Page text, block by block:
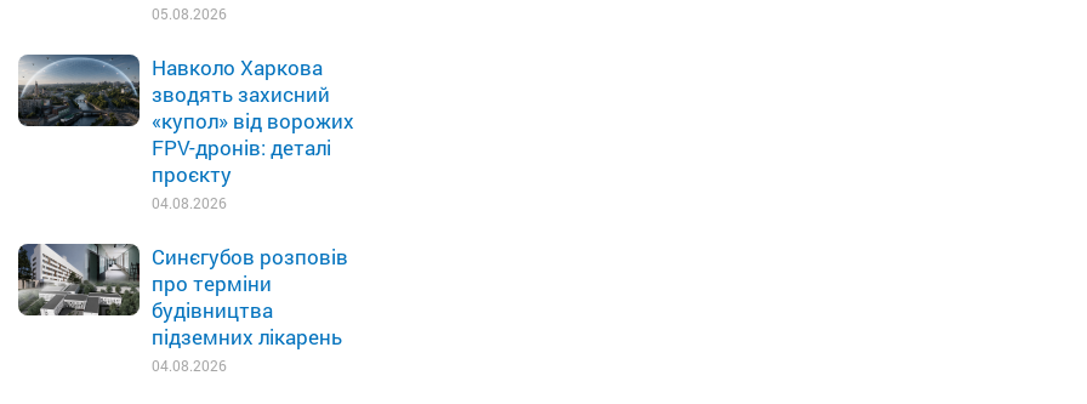
05.08.2026
Навколо Харкова
зводять захисний
«купол» від ворожих
FPV-дронів: деталі
проєкту
04.08.2026
Синєгубов розповів
про терміни
будівництва
підземних лікарень
04.08.2026